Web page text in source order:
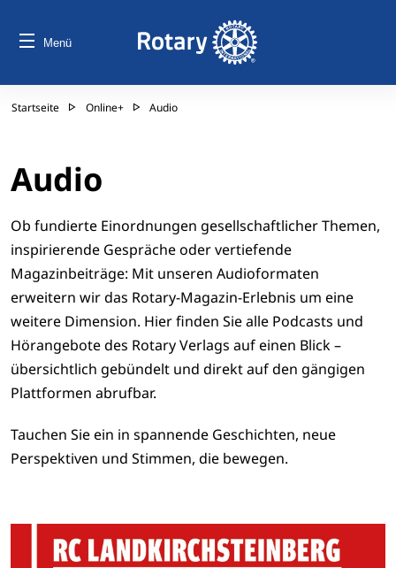
Menü
Startseite Online+ Audio
Audio
Ob fundierte Einordnungen gesellschaftlicher Themen,
inspirierende Gespräche oder vertiefende
Magazinbeiträge: Mit unseren Audioformaten
erweitern wir das Rotary-Magazin-Erlebnis um eine
weitere Dimension. Hier finden Sie alle Podcasts und
Hörangebote des Rotary Verlags auf einen Blick –
übersichtlich gebündelt und direkt auf den gängigen
Plattformen abrufbar.
Tauchen Sie ein in spannende Geschichten, neue
Perspektiven und Stimmen, die bewegen.